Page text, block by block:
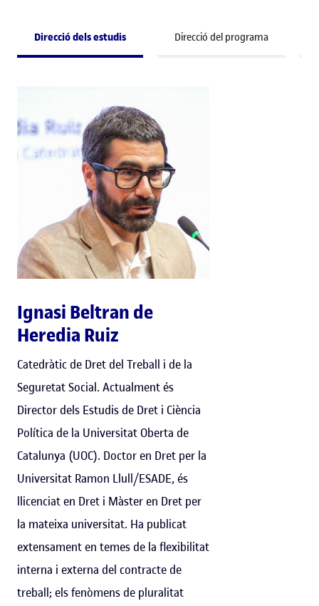
Direcció dels estudis Direcció del programa
Ignasi Beltran de
Heredia Ruiz
Catedràtic de Dret del Treball i de la
Seguretat Social. Actualment és
Director dels Estudis de Dret i Ciència
Política de la Universitat Oberta de
Catalunya (UOC). Doctor en Dret per la
Universitat Ramon Llull/ESADE, és
llicenciat en Dret i Màster en Dret per
la mateixa universitat. Ha publicat
extensament en temes de la flexibilitat
interna i externa del contracte de
treball; els fenòmens de pluralitat